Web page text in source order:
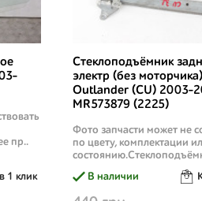
пр..
1 клик
Стеклоподъёмник
электр (без
Outlander (CU) 2003-
MR573879 (2225)
Фото запчасти может не
по цвету, комплектации
В наличии